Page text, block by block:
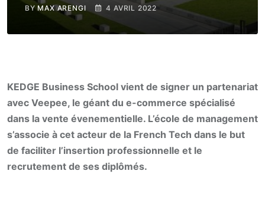
BY MAX ARENGI 4 AVRIL 2022
KEDGE Business School vient de signer un partenariat
avec Veepee, le géant du e-commerce spécialisé
dans la vente évenementielle. L’école de management
s’associe à cet acteur de la French Tech dans le but
de faciliter l’insertion professionnelle et le
recrutement de ses diplômés.